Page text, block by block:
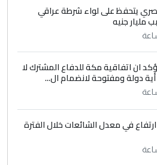
يتحفظ على لواء شرطة عراقي
مليار جنيه
ان اتفاقية مكة للدفاع المشترك لا
دولة ومفتوحة لانضمام ال...
ارتفاع في معدل الشائعات خلال الفترة